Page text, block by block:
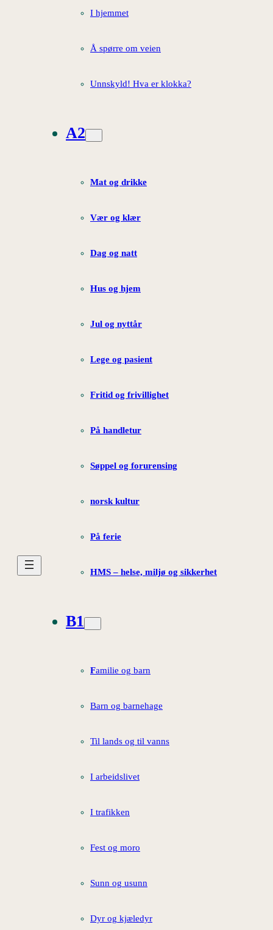
I hjemmet
Å spørre om veien
Unnskyld! Hva er klokka?
A2
Mat og drikke
Vær og klær
Dag og natt
Hus og hjem
Jul og nyttår
Lege og pasient
Fritid og frivillighet
På handletur
Søppel og forurensing
norsk kultur
På ferie
HMS – helse, miljø og sikkerhet
B1
Familie og barn
Barn og barnehage
Til lands og til vanns
I arbeidslivet
I trafikken
Fest og moro
Sunn og usunn
Dyr og kjæledyr